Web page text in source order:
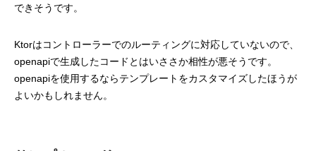
できそうです。
Ktorはコントローラーでのルーティングに対応していないので、
openapiで生成したコードとはいささか相性が悪そうです。
openapiを使用するならテンプレートをカスタマイズしたほうが
よいかもしれません。